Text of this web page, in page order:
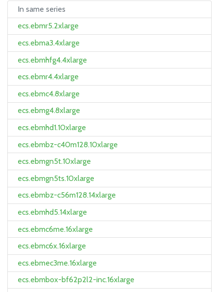
In same series
ecs.ebmr5.2xlarge
ecs.ebma3.4xlarge
ecs.ebmhfg4.4xlarge
ecs.ebmr4.4xlarge
ecs.ebmc4.8xlarge
ecs.ebmg4.8xlarge
ecs.ebmhd1.10xlarge
ecs.ebmbz-c40m128.10xlarge
ecs.ebmgn5t.10xlarge
ecs.ebmgn5ts.10xlarge
ecs.ebmbz-c56m128.14xlarge
ecs.ebmhd5.14xlarge
ecs.ebmc6me.16xlarge
ecs.ebmc6x.16xlarge
ecs.ebmec3me.16xlarge
ecs.ebmbox-bf62p2l2-inc.16xlarge